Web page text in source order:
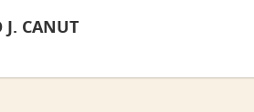
J. CANUT